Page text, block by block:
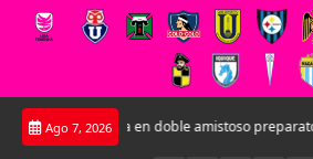
Saltar
Ago 7, 2026
a Argentina en doble amistoso